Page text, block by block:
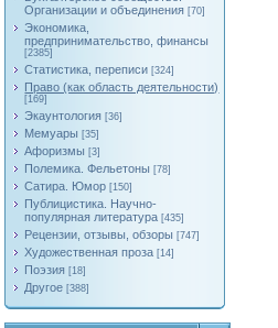
Организации и объединения [70]
Экономика,
предпринимательство, финансы
[2385]
Статистика, переписи [324]
Право (как область деятельности)
[169]
Экаунтология [36]
Мемуары [35]
Афоризмы [3]
Полемика. Фельетоны [78]
Сатира. Юмор [150]
Публицистика. Научно-
популярная литература [435]
Рецензии, отзывы, обзоры [747]
Художественная проза [14]
Поэзия [18]
Другое [388]